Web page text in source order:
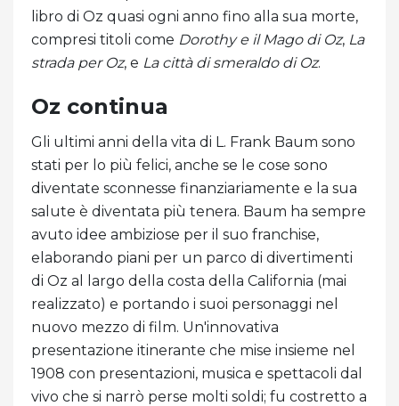
libro di Oz quasi ogni anno fino alla sua morte,
compresi titoli come Dorothy e il Mago di Oz, La
strada per Oz, e La città di smeraldo di Oz.
Oz continua
Gli ultimi anni della vita di L. Frank Baum sono
stati per lo più felici, anche se le cose sono
diventate sconnesse finanziariamente e la sua
salute è diventata più tenera. Baum ha sempre
avuto idee ambiziose per il suo franchise,
elaborando piani per un parco di divertimenti
di Oz al largo della costa della California (mai
realizzato) e portando i suoi personaggi nel
nuovo mezzo di film. Un'innovativa
presentazione itinerante che mise insieme nel
1908 con presentazioni, musica e spettacoli dal
vivo che si narrò perse molti soldi; fu costretto a